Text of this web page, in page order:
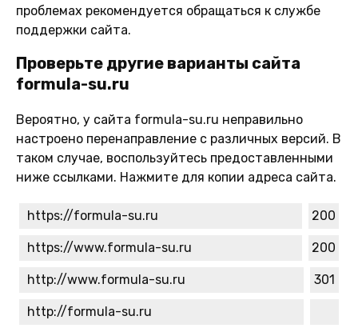
проблемах рекомендуется обращаться к службе
поддержки сайта.
Проверьте другие варианты сайта
formula-su.ru
Вероятно, у сайта formula-su.ru неправильно
настроено перенаправление с различных версий. В
таком случае, воспользуйтесь предоставленными
ниже ссылками. Нажмите для копии адреса сайта.
https://formula-su.ru 200
https://www.formula-su.ru 200
http://www.formula-su.ru 301
http://formula-su.ru